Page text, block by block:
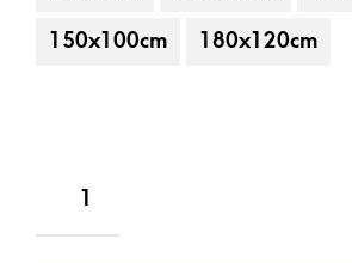
150x100cm 180x120cm